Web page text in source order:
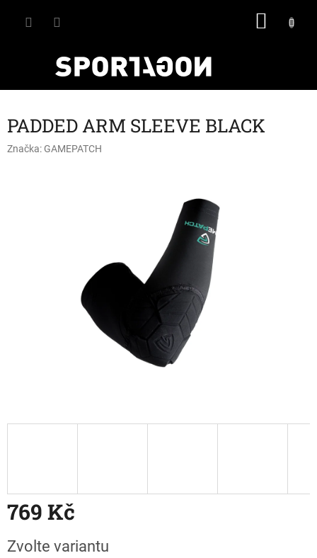
PADDED ARM SLEEVE BLACK
Značka: GAMEPATCH
769 Kč
cena:
Zvolte variantu